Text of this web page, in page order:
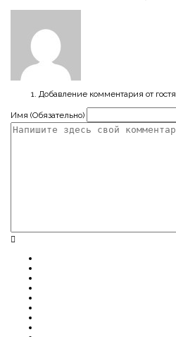
Добавление комментария от гостя.
Имя (Обязательно)